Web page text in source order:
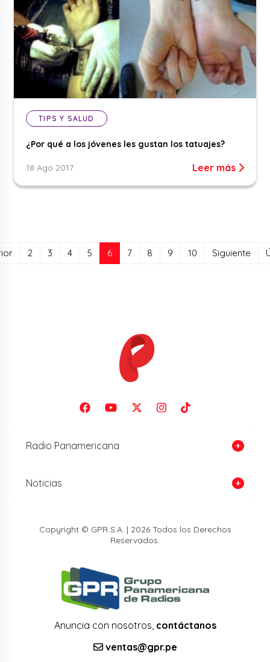
TIPS Y SALUD
¿Por qué a los jóvenes les gustan los tatuajes?
18 Ago 2017 Leer más
2 3 4 5 6(current)
7 8 9 10 Siguiente
Radio Panamericana
Noticias
Copyright © GPR S.A. | 2026 Todos los Derechos
Reservados.
Anuncia con nosotros, contáctanos
ventas@gpr.pe